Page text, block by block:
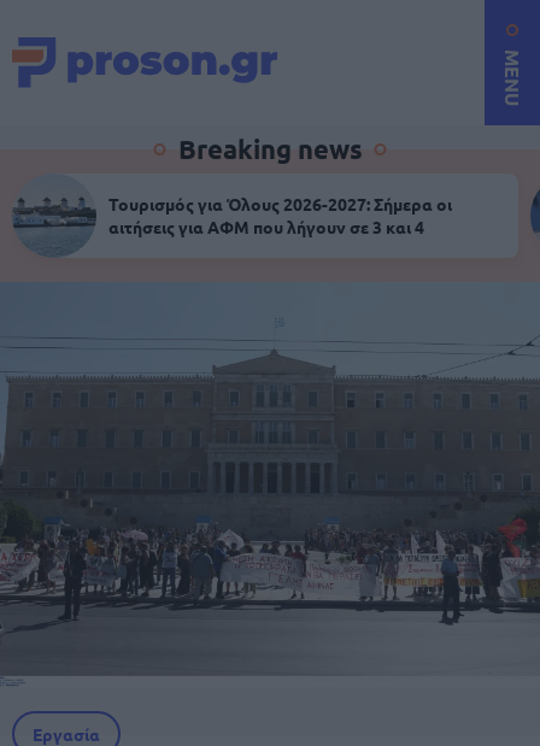
MENU
Breaking news
Τουρισμός για Όλους 2026-2027: Σήμερα οι
αιτήσεις για ΑΦΜ που λήγουν σε 3 και 4
Εργασία